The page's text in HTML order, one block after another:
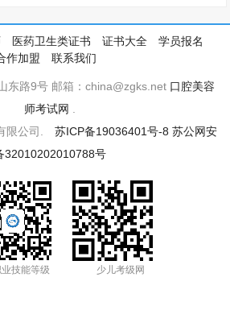
医药卫生类证书 证书大全
学员报名
作加盟
联系我们
东路9号 邮箱：china@zgks.net 口腔美容
师考试网
限公司. 苏ICP备19036401号-8 苏公网安
32010202010788号
业技能等级 少儿考级网